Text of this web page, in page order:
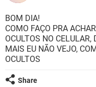
GUIA DE COMPRAS
INSTAGRAM
GUIA DE COMPRAS
CELULAR
OUTLOOK
INSTAGRAM
GUIA DE COMPRAS
JOGOS
CELULAR
OUTLOOK
GUIA DE COMPRAS
BOM DIA!
COMO FAÇO PRA
OCULTOS NO CELULAR,
MAIS EU NÃO VEJO,
OCULTOS
Share